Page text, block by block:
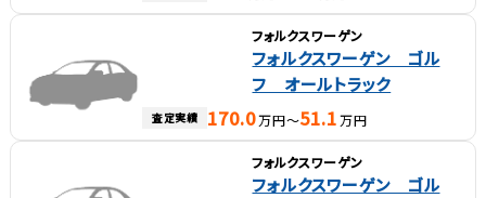
フォルクスワーゲン
フォルクスワーゲン ゴル
フ オールトラック
査定実績 170.0万円～51.1 万円
フォルクスワーゲン
フォルクスワーゲン ゴル